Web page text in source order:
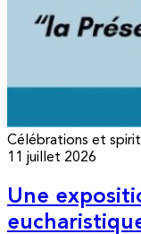
Célébrations et
11 juillet 2026
Une